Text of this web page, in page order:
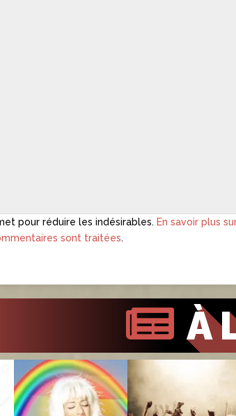
pour réduire les indésirables. En savoir plus
sont traitées.
À